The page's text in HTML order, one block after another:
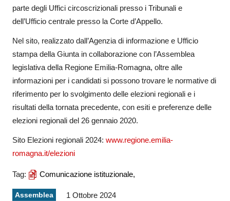
parte degli Uffici circoscrizionali presso i Tribunali e
dell’Ufficio centrale presso la Corte d’Appello.
Nel sito, realizzato dall’Agenzia di informazione e Ufficio
stampa della Giunta in collaborazione con l’Assemblea
legislativa della Regione Emilia-Romagna, oltre alle
informazioni per i candidati si possono trovare le normative di
riferimento per lo svolgimento delle elezioni regionali e i
risultati della tornata precedente, con esiti e preferenze delle
elezioni regionali del 26 gennaio 2020.
Sito Elezioni regionali 2024: www.regione.emilia-
romagna.it/elezioni
Tag: Comunicazione istituzionale,
Assemblea 1 Ottobre 2024